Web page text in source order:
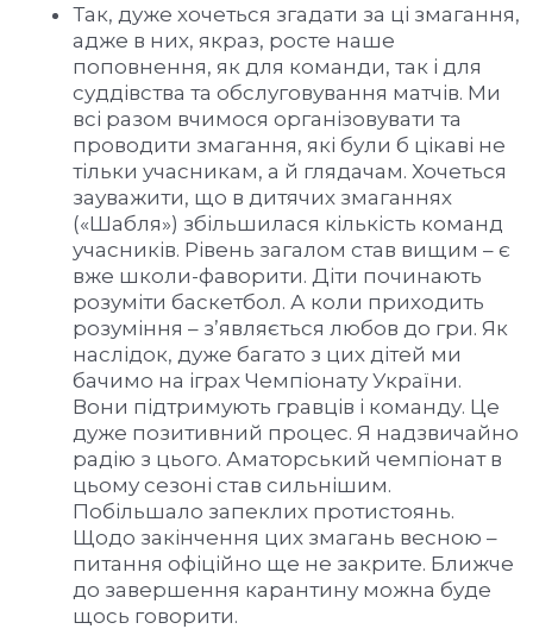
Так, дуже хочеться згадати за ці змагання,
адже в них, якраз, росте наше
поповнення, як для команди, так і для
суддівства та обслуговування матчів. Ми
всі разом вчимося організовувати та
проводити змагання, які були б цікаві не
тільки учасникам, а й глядачам. Хочеться
зауважити, що в дитячих змаганнях
(«Шабля») збільшилася кількість команд
учасників. Рівень загалом став вищим – є
вже школи-фаворити. Діти починають
розуміти баскетбол. А коли приходить
розуміння – з’являється любов до гри. Як
наслідок, дуже багато з цих дітей ми
бачимо на іграх Чемпіонату України.
Вони підтримують гравців і команду. Це
дуже позитивний процес. Я надзвичайно
радію з цього. Аматорський чемпіонат в
цьому сезоні став сильнішим.
Побільшало запеклих протистоянь.
Щодо закінчення цих змагань весною –
питання офіційно ще не закрите. Ближче
до завершення карантину можна буде
щось говорити.